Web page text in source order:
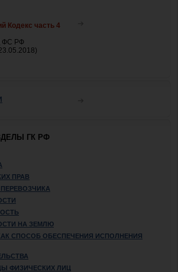
Кодекс часть 4
ФС РФ
ГК РФ
ПРАВ
НА ЗЕМЛЮ
СПОСОБ ОБЕСПЕЧЕНИЯ ИСПОЛНЕНИЯ
ФИЗИЧЕСКИХ ЛИЦ